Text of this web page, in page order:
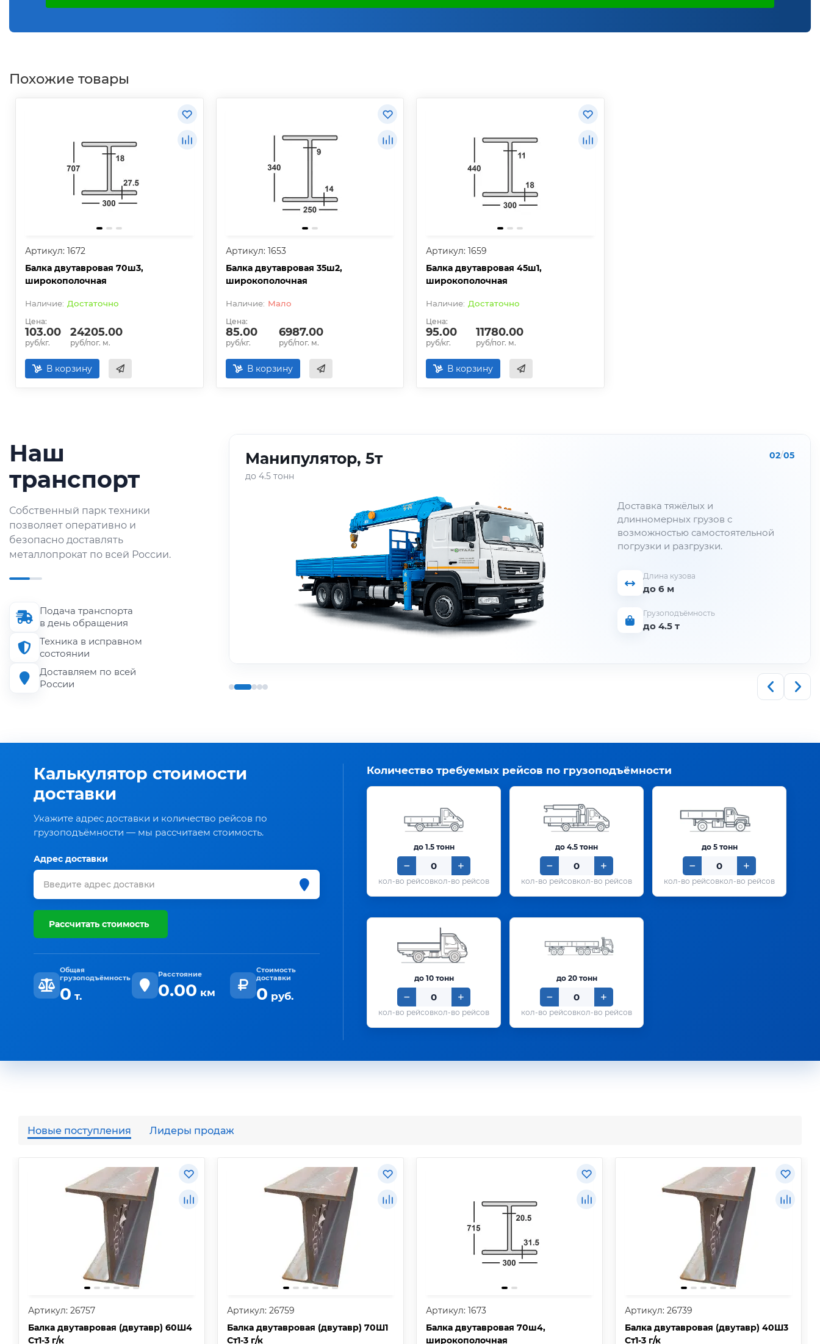
Похожие товары
Артикул: 1672
Балка двутавровая 70ш3,
широкополочная
Достаточно
Цена:
103.00
руб/кг.
24205.00
руб/пог. м.
В корзину
Артикул: 1653
Балка двутавровая 35ш2,
широкополочная
Мало
Цена:
85.00
руб/кг.
6987.00
руб/пог. м.
В корзину
Артикул: 1659
Балка двутавровая 45ш1,
широкополочная
Достаточно
Цена:
95.00
руб/кг.
11780.00
руб/пог. м.
В корзину
Наш
транспорт
Собственный парк техники
позволяет оперативно и
безопасно доставлять
металлопрокат по всей России.
Подача транспорта
в день обращения
Техника в исправном
состоянии
Доставляем по всей
России
Оперативная доставка
небольших партий
металлопроката по городу и
области.
Грузоподъёмность
до 1.5 т
Манипулятор, 5т
до 4.5 тонн
02/05
Доставка тяжёлых и
длинномерных грузов с
возможностью самостоятельной
погрузки и разгрузки.
Длина кузова
до 6 м
Грузоподъёмность
до 4.5 т
Калькулятор стоимости
доставки
Укажите адрес доставки и количество рейсов по
грузоподъёмности — мы рассчитаем стоимость.
Адрес доставки
Рассчитать стоимость
Общая
грузоподъёмность
0 т.
Расстояние
0.00 км
Стоимость
доставки
0 руб.
Количество требуемых рейсов по грузоподъёмности
до 1.5 тонн
кол-во рейсов
до 4.5 тонн
кол-во рейсов
до 5 тонн
кол-во рейсов
до 10 тонн
кол-во рейсов
до 20 тонн
кол-во рейсов
Новые поступления Лидеры продаж
Артикул: 26757
Балка двутавровая (двутавр) 60Ш4
Ст1-3 г/к
Артикул: 26759
Балка двутавровая (двутавр) 70Ш1
Ст1-3 г/к
Артикул: 1673
Балка двутавровая 70ш4,
широкополочная
Артикул: 26739
Балка двутавровая (двутавр) 40Ш3
Ст1-3 г/к